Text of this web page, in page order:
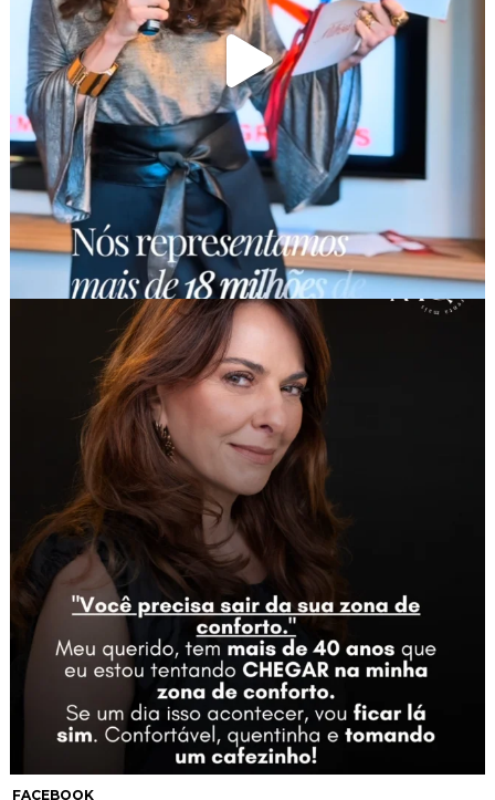
FACEBOOK